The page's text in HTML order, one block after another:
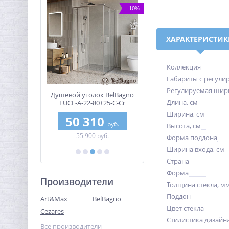
-10%
Душевой уголок BelBagno
LUCE-A-22-80+25-C-Cr
50 310 руб.
55 900 руб.
Раковина накладная
керамическая, чёрная
матовая Belbagno
H301
10 992
18 320 руб.
Производители
Art&Max
BelBagno
Cezares
Все производители
Коллекция
Габариты с
Регулируемая
Длина, см
Ширина, см
Высота, см
Форма поддона
Ширина входа, см
Страна
Форма
Толщина стекла,
Поддон
Цвет стекла
Стилистика